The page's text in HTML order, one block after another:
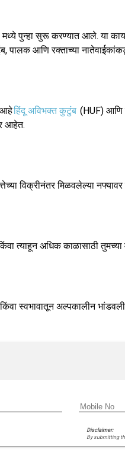
सुरू करण्यात आले. या
पालक आणि रक्ताच्या
आहेहिंदू अविभक्त कुटुंब (HUF) आणि
आहेत.
विक्रीनंतर मिळवलेल्या
त्याहून अधिक काळासाठी
स्वभावातून अल्पकालीन
Disclaimer:
By submitting